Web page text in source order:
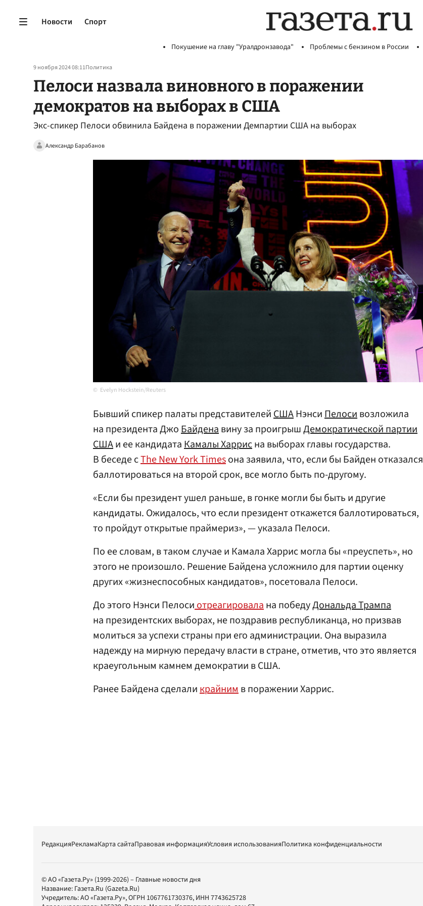
Новости Спорт
Покушение на главу "Уралдронзавода" Проблемы с бензином в России
9 ноября 2024 08:11Политика
Пелоси назвала виновного в поражении
демократов на выборах в США
Экс-спикер Пелоси обвинила Байдена в поражении Демпартии США на выборах
Александр Барабанов
Evelyn Hockstein/Reuters
Бывший спикер палаты представителейСШАНэнсиПелосивозложила
на президента ДжоБайденавину за проигрышДемократической партии
СШАи ее кандидатаКамалы Харрисна выборах главы государства.
В беседе сThe New York Timesона заявила, что, если бы Байден отказался
баллотироваться на второй срок, все могло быть по-другому.
«Если бы президент ушел раньше, в гонке могли бы быть и другие
кандидаты. Ожидалось, что если президент откажется баллотироваться,
то пройдут открытые праймериз», — указала Пелоси.
По ее словам, в таком случае и Камала Харрис могла бы «преуспеть», но
этого не произошло. Решение Байдена усложнило для партии оценку
других «жизнеспособных кандидатов», посетовала Пелоси.
До этого Нэнси Пелосиотреагировалана победуДональда Трампа
на президентских выборах, не поздравив республиканца, но призвав
молиться за успехи страны при его администрации. Она выразила
надежду на мирную передачу власти в стране, отметив, что это является
краеугольным камнем демократии в США.
Ранее Байдена сделаликрайнимв поражении Харрис.
РедакцияРекламаКарта сайтаПравовая информацияУсловия использованияПолитика конфиденциальности
© АО «Газета.Ру» (1999-2026) – Главные новости дня
Название: Газета.Ru (Gazeta.Ru)
Учредитель:АО «Газета.Ру», ОГРН 1067761730376, ИНН 7743625728